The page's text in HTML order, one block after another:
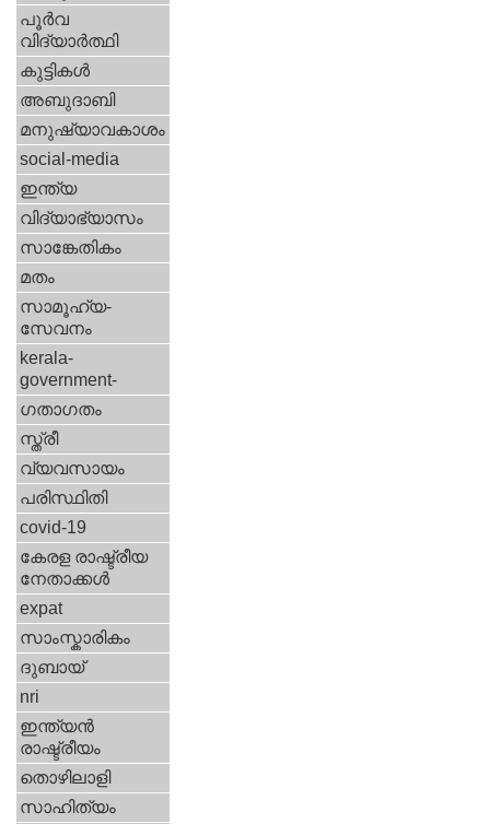
പൂര്‍വ
വിദ്യാര്‍ത്ഥി
കുട്ടികള്‍
അബുദാബി
മനുഷ്യാവകാശം
social-media
ഇന്ത്യ
വിദ്യാഭ്യാസം
സാങ്കേതികം
മതം
സാമൂഹ്യ-
സേവനം
kerala-
government-
ഗതാഗതം
സ്ത്രീ
വ്യവസായം
പരിസ്ഥിതി
covid-19
കേരള രാഷ്ട്രീയ
നേതാക്കള്‍
expat
സാംസ്കാരികം
ദുബായ്‌
nri
ഇന്ത്യന്‍
രാഷ്ട്രീയം
തൊഴിലാളി
സാഹിത്യം